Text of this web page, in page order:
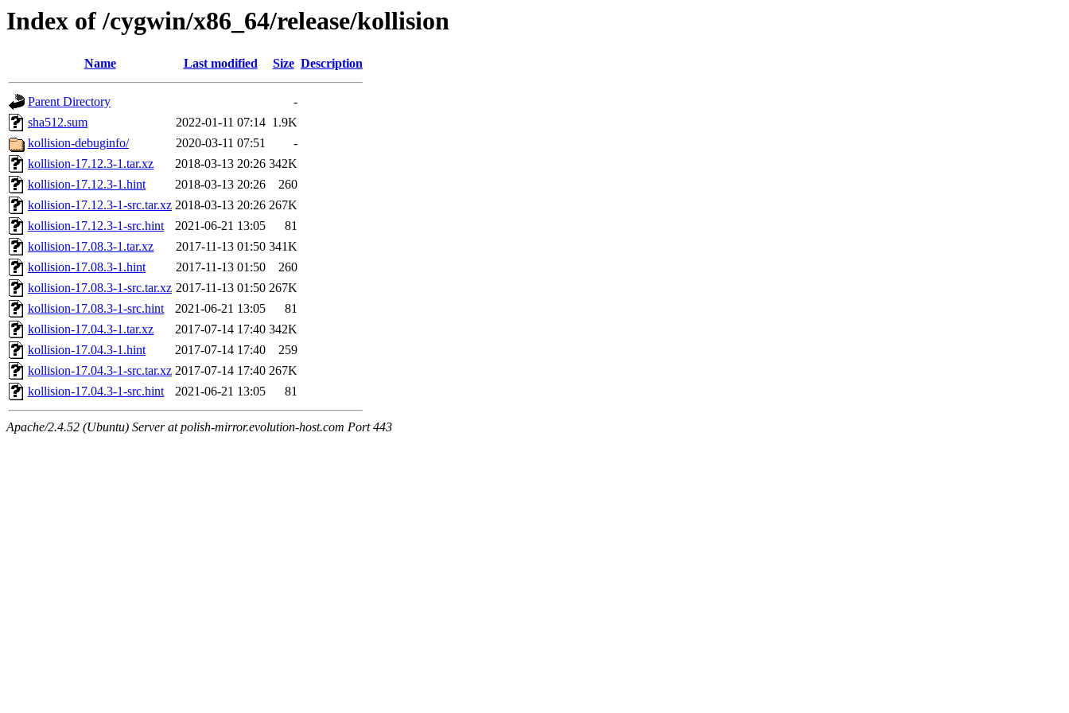
Index of /cygwin/x86_64/release/kollision
Name Last modified Size Description
Parent Directory
-
sha512.sum
2022-01-11 07:14 1.9K
kollision-debuginfo/
2020-03-11 07:51
-
kollision-17.12.3-1.tar.xz
2018-03-13 20:26 342K
kollision-17.12.3-1.hint
2018-03-13 20:26
260
kollision-17.12.3-1-src.tar.xz 2018-03-13 20:26 267K
kollision-17.12.3-1-src.hint
2021-06-21 13:05
81
kollision-17.08.3-1.tar.xz
2017-11-13 01:50 341K
kollision-17.08.3-1.hint
2017-11-13 01:50
260
kollision-17.08.3-1-src.tar.xz 2017-11-13 01:50 267K
kollision-17.08.3-1-src.hint
2021-06-21 13:05
81
kollision-17.04.3-1.tar.xz
2017-07-14 17:40 342K
kollision-17.04.3-1.hint
2017-07-14 17:40
259
kollision-17.04.3-1-src.tar.xz 2017-07-14 17:40 267K
kollision-17.04.3-1-src.hint
2021-06-21 13:05 81
Apache/2.4.52 (Ubuntu) Server at polish-mirror.evolution-host.com Port 443